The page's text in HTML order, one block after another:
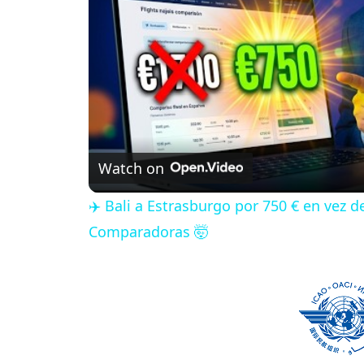
Watch on
✈️ Bali a Estrasburgo por 750 € en vez
Comparadoras 🤯